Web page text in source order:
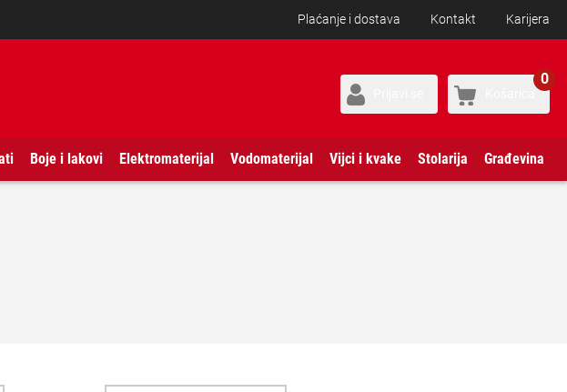
Plaćanje i dostava Kontakt Karijera
0
Boje i lakovi Elektromaterijal Vodomaterijal Vijci i kvake Stolarija Građevina